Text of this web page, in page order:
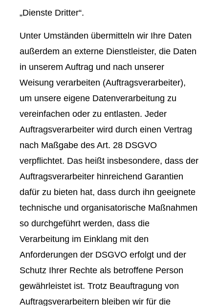
„Dienste Dritter“.
Unter Umständen übermitteln wir Ihre Daten
außerdem an externe Dienstleister, die Daten
in unserem Auftrag und nach unserer
Weisung verarbeiten (Auftragsverarbeiter),
um unsere eigene Datenverarbeitung zu
vereinfachen oder zu entlasten. Jeder
Auftragsverarbeiter wird durch einen Vertrag
nach Maßgabe des Art. 28 DSGVO
verpflichtet. Das heißt insbesondere, dass der
Auftragsverarbeiter hinreichend Garantien
dafür zu bieten hat, dass durch ihn geeignete
technische und organisatorische Maßnahmen
so durchgeführt werden, dass die
Verarbeitung im Einklang mit den
Anforderungen der DSGVO erfolgt und der
Schutz Ihrer Rechte als betroffene Person
gewährleistet ist. Trotz Beauftragung von
Auftragsverarbeitern bleiben wir für die